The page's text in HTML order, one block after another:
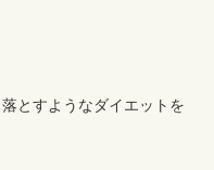
とすようなダイエットを